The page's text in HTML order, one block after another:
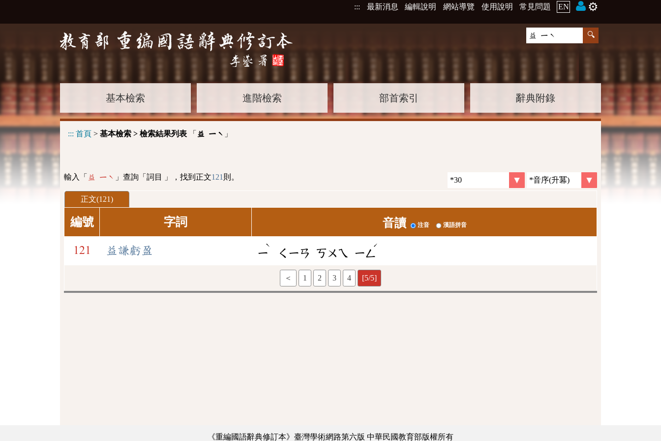
::: 最新消息 編輯說明 網站導覽 使用說明 常見問題 EN ⚙️
基本檢索 進階檢索 部首索引 辭典附錄
::: 首頁 > 基本檢索 > 檢索結果列表 「 益 ㄧˋ 」
輸入「 益 ㄧˋ 」查詢「詞目 」，找到正文121 則。
正文(121)
編號 字詞 音讀 注音 漢語拼音
121 益謙虧盈 ㄧ
ˋ
ㄑㄧㄢ ㄎㄨㄟ ㄧㄥ
ˊ
＜ 1 2 3 4 [5/5]
《重編國語辭典修訂本》臺灣學術網路第六版 中華民國教育部版權所有